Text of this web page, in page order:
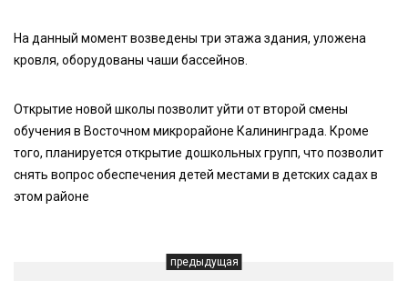
На данный момент возведены три этажа здания, уложена
кровля, оборудованы чаши бассейнов.
Открытие новой школы позволит уйти от второй смены
обучения в Восточном микрорайоне Калининграда. Кроме
того, планируется открытие дошкольных групп, что позволит
снять вопрос обеспечения детей местами в детских садах в
этом районе
предыдущая